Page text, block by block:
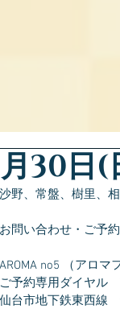
30日(
沙野、常盤、樹里、
お問い合わせ・ご予
AROMA no5 （アロマ
ご予約専用ダイヤル
仙台市地下鉄東西線